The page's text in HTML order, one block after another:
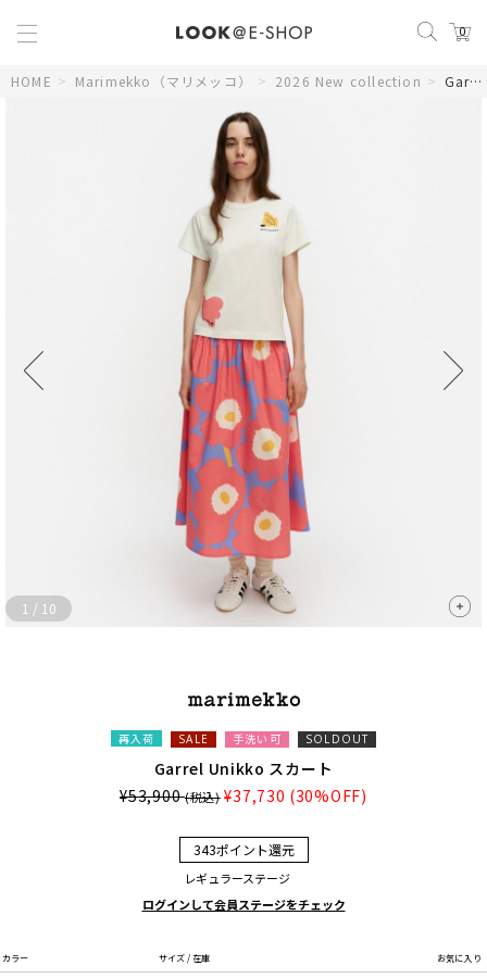
0
HOME > Marimekko（マリメッコ） > 2026 New collection > Garrel Unikko スカート
1 / 10
再入荷 SALE 手洗い可 SOLDOUT
Garrel Unikko スカート
¥53,900(税込) ¥37,730 (30%OFF)
343ポイント還元
レギュラーステージ
ログインして会員ステージをチェック
カラー サイズ / 在庫 お気に入り